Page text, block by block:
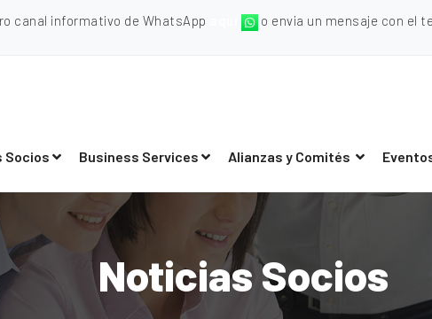
canal informativo de WhatsApp o envia un mensaje con el
Socios Business Services Alianzas y Comités
Noticias Socios